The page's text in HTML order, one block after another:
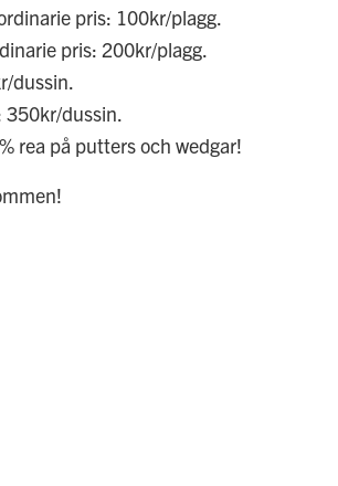
pris: 100kr/plagg.
pris: 200kr/plagg.
dussin.
350kr/dussin.
rea på putters och wedgar!